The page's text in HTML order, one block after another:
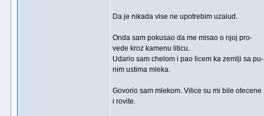
Da je nikada vise ne upotrebim uzalud.
Onda sam pokusao da me misao o njoj pro-
vede kroz kamenu liticu.
Udario sam chelom i pao licem ka zemlji sa pu-
nim ustima mleka.
Govorio sam mlekom. Vilice su mi bile otecene
i rovite.